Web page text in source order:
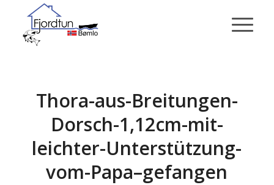
Thora-aus-Breitungen-
Dorsch-1,12cm-mit-
leichter-Unterstützung-
vom-Papa–gefangen